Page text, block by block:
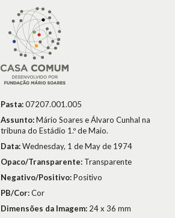
Pasta:07207.001.005
Assunto:Mário Soares e Álvaro Cunhal na
tribuna do Estádio 1.º de Maio.
Data:Wednesday, 1 de May de 1974
Opaco/Transparente: Transparente
Negativo/Positivo:Positivo
PB/Cor:Cor
Dimensões da Imagem: 24 x 36 mm